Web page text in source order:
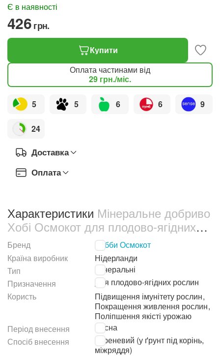
‍426‍грн.
Є в наявності
Купити
Оплата частинами від
29 грн./міс.
5 5 6 6 9
24
Доставка
Оплата
Характеристики Мінеральне добриво
Хобі Осмокот для плодово-ягідних
дерев та кущів 1 кг (11011)
Бренд Хобби Осмокот
Країна виробник
Нідерланди
Тип
Мінеральні
Призначення
Для плодово-ягідних рослин
Користь
Підвищення імунітету рослин,
Покращення живлення рослин,
Поліпшення якісті урожаю
Період внесення
Весна
Спосіб внесення
Кореневий (у ґрунт під корінь,
міжряддя)